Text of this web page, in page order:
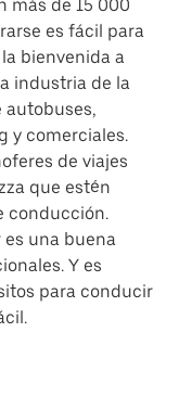
más de 15 000
es fácil para
bienvenida a
industria de la
y comerciales.
de viajes
que estén
conducción.
es una buena
Y es
para conducir